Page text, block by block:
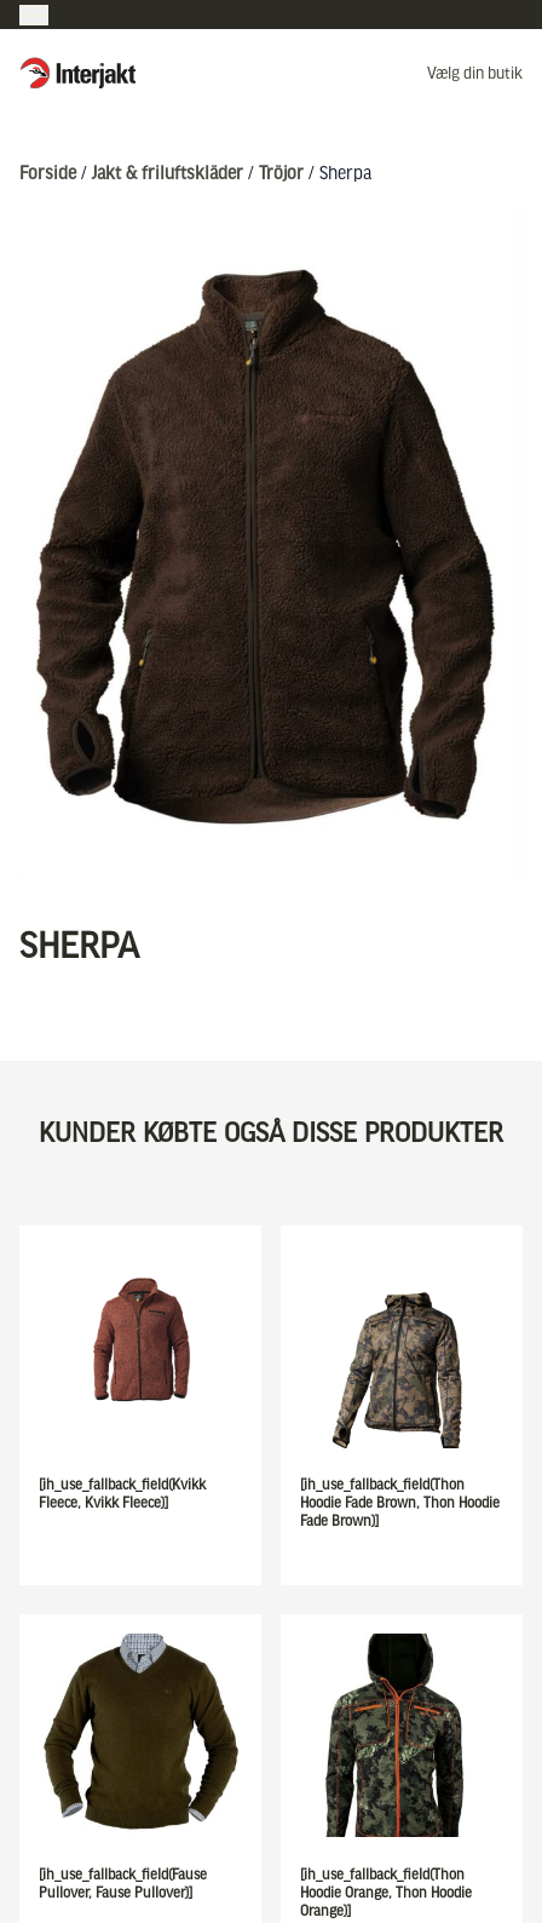
Interjakt DK Vælg din butik
Forside/ Jakt & friluftskläder / Tröjor / Sherpa
SHERPA
KUNDER KØBTE OGSÅ DISSE PRODUKTER
[ih_use_fallback_field(Kvikk
Fleece, Kvikk Fleece)]
[ih_use_fallback_field(Thon
Hoodie Fade Brown, Thon Hoodie
Fade Brown)]
[ih_use_fallback_field(Fause
Pullover, Fause Pullover)]
[ih_use_fallback_field(Thon
Hoodie Orange, Thon Hoodie
Orange)]